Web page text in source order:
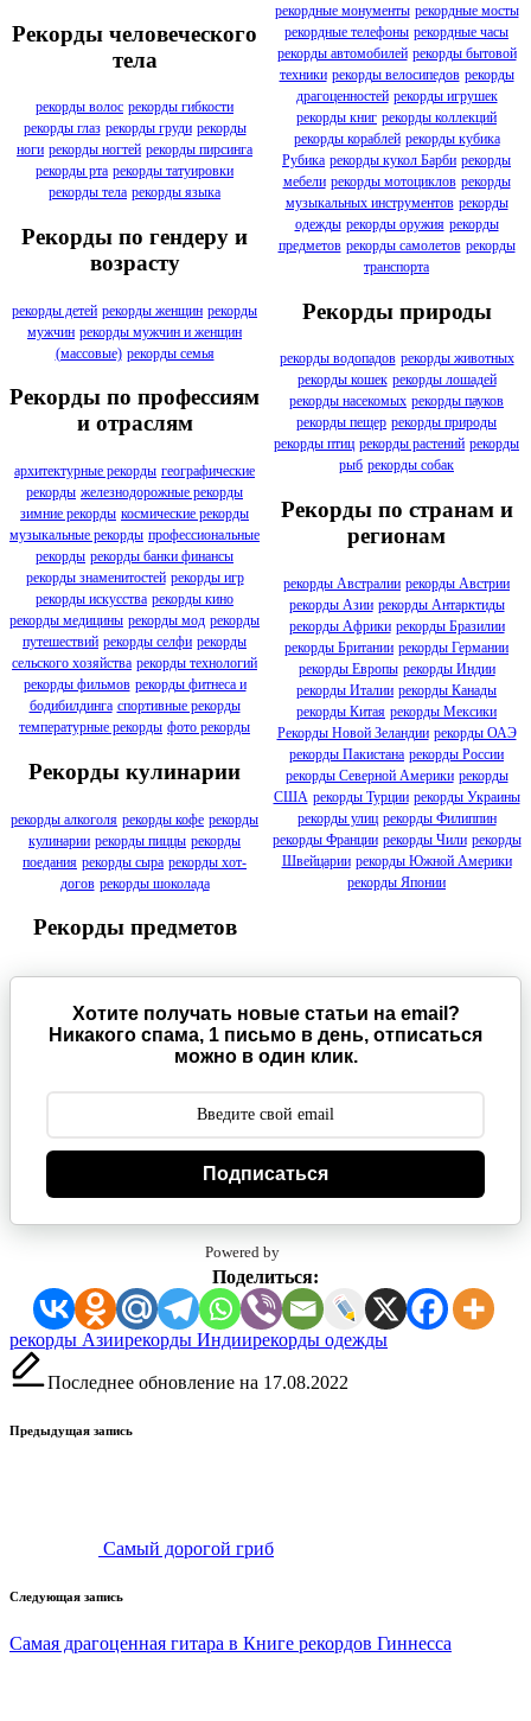
Рекорды человеческого
тела
рекорды волос рекорды гибкости
рекорды глаз рекорды груди рекорды
ноги рекорды ногтей рекорды пирсинга
рекорды рта рекорды татуировки
рекорды тела рекорды языка
Рекорды по гендеру и
возрасту
рекорды детей рекорды женщин рекорды
мужчин рекорды мужчин и женщин
(массовые) рекорды семья
Рекорды по профессиям
и отраслям
архитектурные рекорды географические
рекорды железнодорожные рекорды
зимние рекорды космические рекорды
музыкальные рекорды профессиональные
рекорды рекорды банки финансы
рекорды знаменитостей рекорды игр
рекорды искусства рекорды кино
рекорды медицины рекорды мод рекорды
путешествий рекорды селфи рекорды
сельского хозяйства рекорды технологий
рекорды фильмов рекорды фитнеса и
бодибилдинга спортивные рекорды
температурные рекорды фото рекорды
Рекорды кулинарии
рекорды алкоголя рекорды кофе рекорды
кулинарии рекорды пиццы рекорды
поедания рекорды сыра рекорды хот-
догов рекорды шоколада
Рекорды предметов
рекордные монументы рекордные мосты
рекордные телефоны рекордные часы
рекорды автомобилей рекорды бытовой
техники рекорды велосипедов рекорды
драгоценностей рекорды игрушек
рекорды книг рекорды коллекций
рекорды кораблей рекорды кубика
Рубика рекорды кукол Барби рекорды
мебели рекорды мотоциклов рекорды
музыкальных инструментов рекорды
одежды рекорды оружия рекорды
предметов рекорды самолетов рекорды
транспорта
Рекорды природы
рекорды водопадов рекорды животных
рекорды кошек рекорды лошадей
рекорды насекомых рекорды пауков
рекорды пещер рекорды природы
рекорды птиц рекорды растений рекорды
рыб рекорды собак
Рекорды по странам и
регионам
рекорды Австралии рекорды Австрии
рекорды Азии рекорды Антарктиды
рекорды Африки рекорды Бразилии
рекорды Британии рекорды Германии
рекорды Европы рекорды Индии
рекорды Италии рекорды Канады
рекорды Китая рекорды Мексики
Рекорды Новой Зеландии рекорды ОАЭ
рекорды Пакистана рекорды России
рекорды Северной Америки рекорды
США рекорды Турции рекорды Украины
рекорды улиц рекорды Филиппин
рекорды Франции рекорды Чили рекорды
Швейцарии рекорды Южной Америки
рекорды Японии
Хотите получать новые статьи на email?
Никакого спама, 1 письмо в день, отписаться
можно в один клик.
Подписаться
Powered by
Поделиться:
Метки:
рекорды Азиирекорды Индиирекорды одежды
Последнее обновление на 17.08.2022
Навигация
Предыдущая запись
Самый дорогой гриб
Следующая запись
Самая драгоценная гитара в Книге рекордов Гиннесса